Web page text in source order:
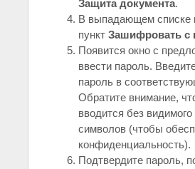
Защита документа.
В выпадающем списке
пункт Зашифровать с
Появится окно с
ввести пароль.
пароль в
Обратите внимание,
вводится без
символов (чтобы
конфиденциальность).
Подтвердите пароль,